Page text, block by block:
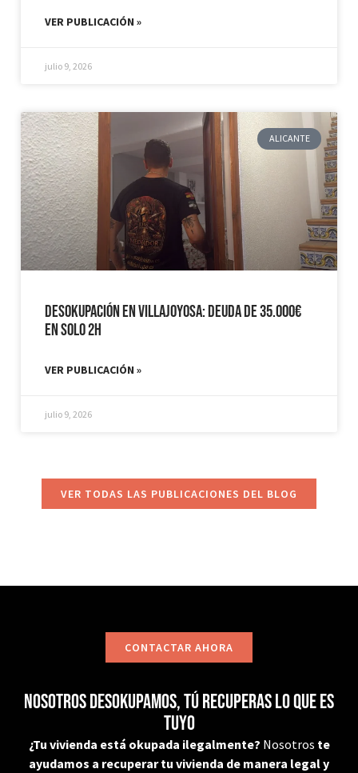
VER PUBLICACIÓN »
julio 9, 2026
ALICANTE
Desokupación en Villajoyosa: Deuda de 35.000€
en solo 2h
VER PUBLICACIÓN »
julio 9, 2026
VER TODAS LAS PUBLICACIONES DEL BLOG
CONTACTAR AHORA
Nosotros desokupamos, tú recuperas lo que es
tuyo
¿Tu vivienda está okupada ilegalmente? Nosotros te
ayudamos a recuperar tu vivienda de manera legal y